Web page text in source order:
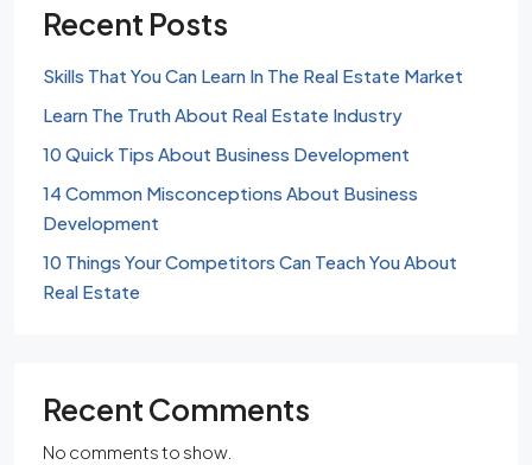
Recent Posts
Skills That You Can Learn In The Real Estate Market
Learn The Truth About Real Estate Industry
10 Quick Tips About Business Development
14 Common Misconceptions About Business
Development
10 Things Your Competitors Can Teach You About
Real Estate
Recent Comments
No comments to show.